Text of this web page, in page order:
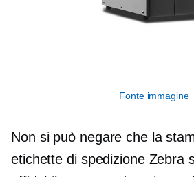
Fonte immagine
Non si può negare che la
etichette di spedizione Zebra